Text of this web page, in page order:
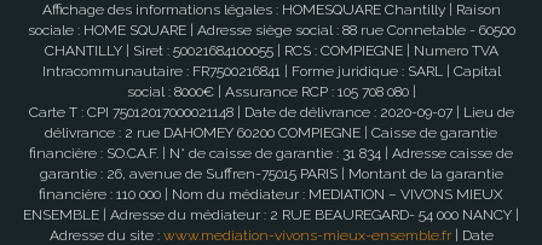
Affichage des informations légales : HOMESQUARE Chantilly | Raison
sociale : HOME SQUARE | Adresse siège social : 88 rue Connetable - 60500
CHANTILLY | Siret : 50021684100055 | RCS : COMPIEGNE | Numero TVA
Intracommunautaire : FR7500216841 | Forme juridique : SARL | Capital
social : 8000€ | Assurance RCP : 105 708 080 |
Carte T : CPI 75012017000021148 | Date de délivrance : 2020-09-07 | Lieu de
délivrance : 2 rue DAHOMEY 60200 COMPIEGNE | Caisse de garantie
financière : SO.CA.F. | N° de caisse de garantie : 31 834 | Adresse caisse de
garantie : 26, avenue de Suffren-75015 PARIS | Montant de la garantie
financière : 110 000 | Nom du médiateur : MEDIATION – VIVONS MIEUX
ENSEMBLE | Adresse du médiateur : 2 RUE BEAUREGARD- 54 000 NANCY |
Adresse du site : www.mediation-vivons-mieux-ensemble.fr| Date